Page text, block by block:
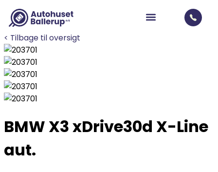
< Tilbage til oversigt
BMW X3xDrive30d X-Line
aut.